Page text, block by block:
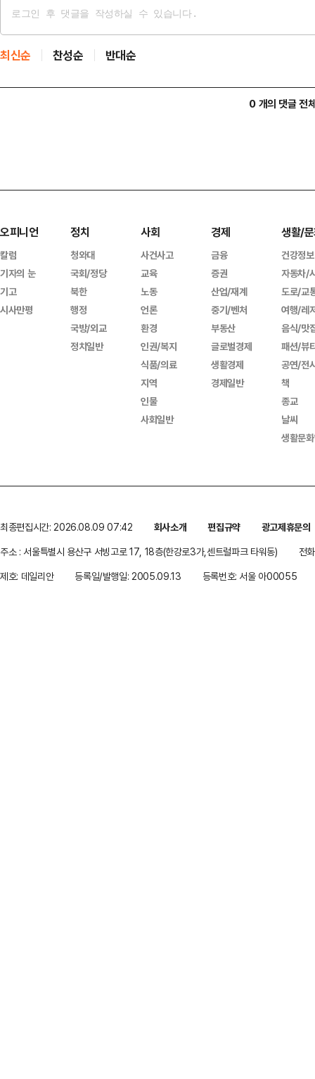
최신순 찬성순 반대순
0 개의 댓글 전
오피니언
칼럼
기자의 눈
기고
시사만평
정치
청와대
국회/정당
북한
행정
국방/외교
정치일반
사회
사건사고
교육
노동
언론
환경
인권/복지
식품/의료
지역
인물
사회일반
경제
금융
증권
산업/재계
중기/벤처
부동산
글로벌경제
생활경제
경제일반
생활/
건강정보
자동차/
도로/교
여행/레
음식/맛
패션/뷰
공연/전
책
종교
날씨
생활문
최종편집시간: 2026.08.09 07:42 회사소개 편집규약
광고제휴문의
주소 : 서울특별시 용산구 서빙고로 17, 18층(한강로3가,센트럴파크 타워동)
전
제호: 데일리안
등록일/발행일: 2005.09.13 등록번호: 서울 아00055